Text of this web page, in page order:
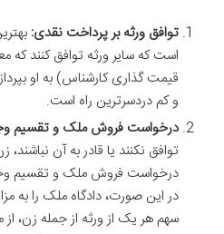
توافق ورثه بر پرداخت نقدی:
است که سایر ورثه توافق کنند
قیمت گذاری کارشناس) به او
و کم دردسرترین راه است.
درخواست فروش ملک و تقسیم
توافق نکنند یا قادر به آن
درخواست فروش ملک و تقسیم
در این صورت، دادگاه ملک را به
سهم هر یک از ورثه از جمله زن،